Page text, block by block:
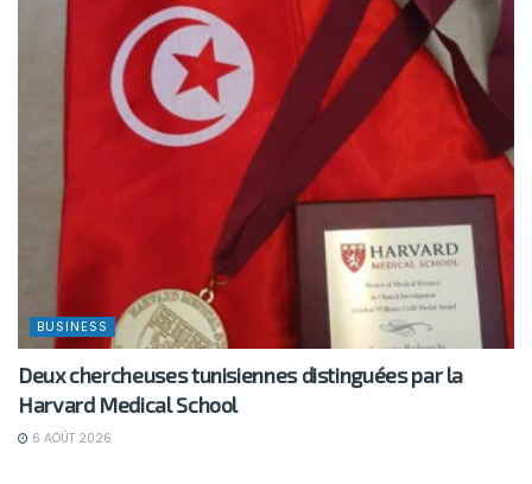
BUSINESS
Deux chercheuses tunisiennes distinguées par la
Harvard Medical School
6 AOÛT 2026